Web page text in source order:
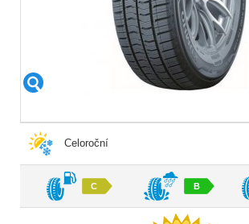
Celoroční
C B